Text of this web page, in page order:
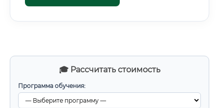
🎓 Рассчитать стоимость
Программа обучения: